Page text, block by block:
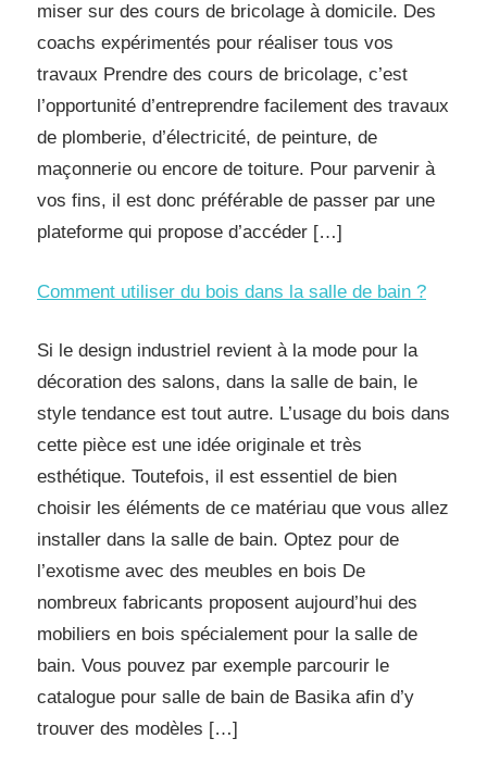
miser sur des cours de bricolage à domicile. Des
coachs expérimentés pour réaliser tous vos
travaux Prendre des cours de bricolage, c’est
l’opportunité d’entreprendre facilement des travaux
de plomberie, d’électricité, de peinture, de
maçonnerie ou encore de toiture. Pour parvenir à
vos fins, il est donc préférable de passer par une
plateforme qui propose d’accéder […]
Comment utiliser du bois dans la salle de bain ?
Si le design industriel revient à la mode pour la
décoration des salons, dans la salle de bain, le
style tendance est tout autre. L’usage du bois dans
cette pièce est une idée originale et très
esthétique. Toutefois, il est essentiel de bien
choisir les éléments de ce matériau que vous allez
installer dans la salle de bain. Optez pour de
l’exotisme avec des meubles en bois De
nombreux fabricants proposent aujourd’hui des
mobiliers en bois spécialement pour la salle de
bain. Vous pouvez par exemple parcourir le
catalogue pour salle de bain de Basika afin d’y
trouver des modèles […]